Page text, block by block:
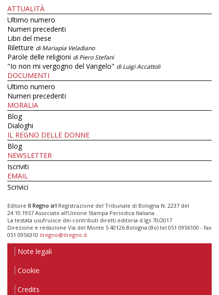
ATTUALITÀ
Ultimo numero
Numeri precedenti
Libri del mese
Riletture di Mariapia Veladiano
Parole delle religioni di Piero Stefani
"Io non mi vergogno del Vangelo" di Luigi Accattoli
DOCUMENTI
Ultimo numero
Numeri precedenti
MORALIA
Blog
Dialoghi
IL REGNO DELLE DONNE
Blog
NEWSLETTER
Iscriviti
EMAIL
Scrivici
Editore Il Regno srl Registrazione del Tribunale di Bologna N. 2237 del
24.10.1957 Associato all’Unione Stampa Periodica Italiana
La testata usufruisce dei contributi diretti editoria d.lgs 70/2017
Direzione e redazione Via del Monte 5 40126 Bologna (Bo) tel 051 0956100 - fax
051 0956310 ilregno@ilregno.it
Note legali
Cookie
Credits